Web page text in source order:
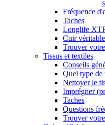
Fréquence
Taches
Longlife
Cuir véritable
Trouver
Tissus et textiles
Conseils
Quel type de
Nettoyer le
Imprégner
Taches
Questions
Trouver